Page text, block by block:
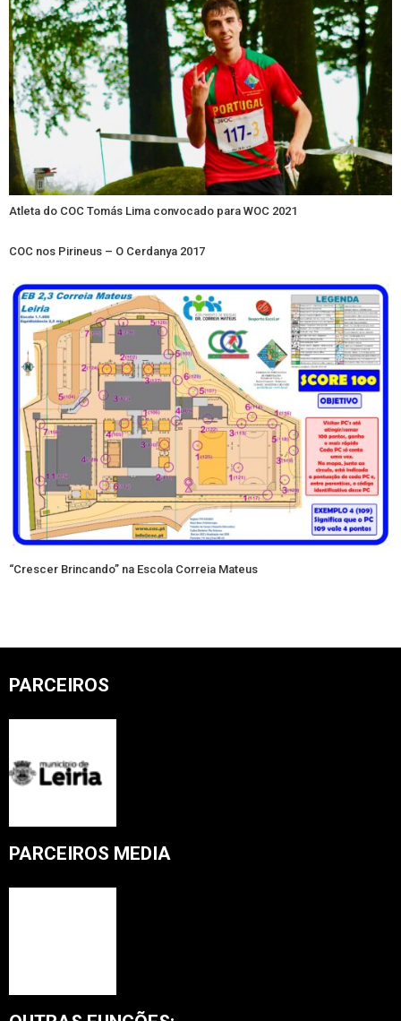
Atleta do COC Tomás Lima convocado para WOC 2021
COC nos Pirineus – O Cerdanya 2017
“Crescer Brincando” na Escola Correia Mateus
PARCEIROS
PARCEIROS MEDIA